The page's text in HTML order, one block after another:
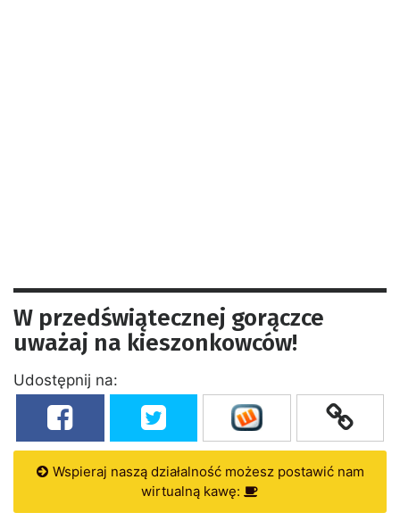
W przedświątecznej gorączce
uważaj na kieszonkowców!
Udostępnij na:
Wspieraj naszą działalność możesz postawić nam
wirtualną kawę: